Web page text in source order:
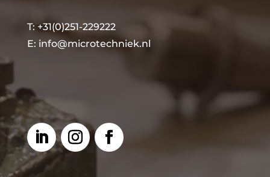
T: +31(0)251-229222
E: info@microtechniek.nl